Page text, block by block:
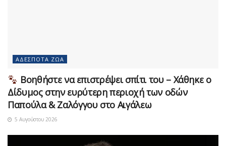
ΑΔΈΣΠΟΤΑ ΖΏΑ
Βοηθήστε να επιστρέψει σπίτι του – Χάθηκε ο
Δίδυμος στην ευρύτερη περιοχή των οδών
Παπούλα & Ζαλόγγου στο Αιγάλεω
5 Αυγούστου 2026